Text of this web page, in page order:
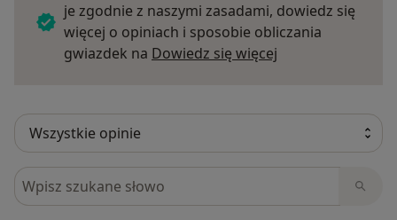
je zgodnie z naszymi zasadami, dowiedz się
więcej o opiniach i sposobie obliczania
gwiazdek na Dowiedz się więcej
Szukaj w opiniach